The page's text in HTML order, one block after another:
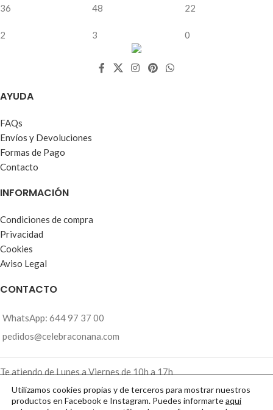
NUESTROS PRODUCTOS SE PREPARAN BAJO
PEDIDO Y SON PERSONALIZADOS.
36
2
48
3
22
0
AYUDA
FAQs
Envíos y Devoluciones
Formas de Pago
Contacto
INFORMACIÓN
Condiciones de compra
Privacidad
Cookies
Aviso Legal
CONTACTO
WhatsApp: 644 97 37 00
pedidos@celebraconana.com
Te atiendo de Lunes a Viernes de 10h a 17h
2018celebra con Ana· Made withbyde Azul Turquesa
Utilizamos cookies propias y de terceros para mostrar nuestros
productos en Facebook e Instagram. Puedes informarteaquí